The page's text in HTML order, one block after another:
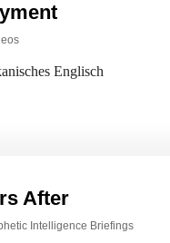
Englisch
After
Intelligence Briefings